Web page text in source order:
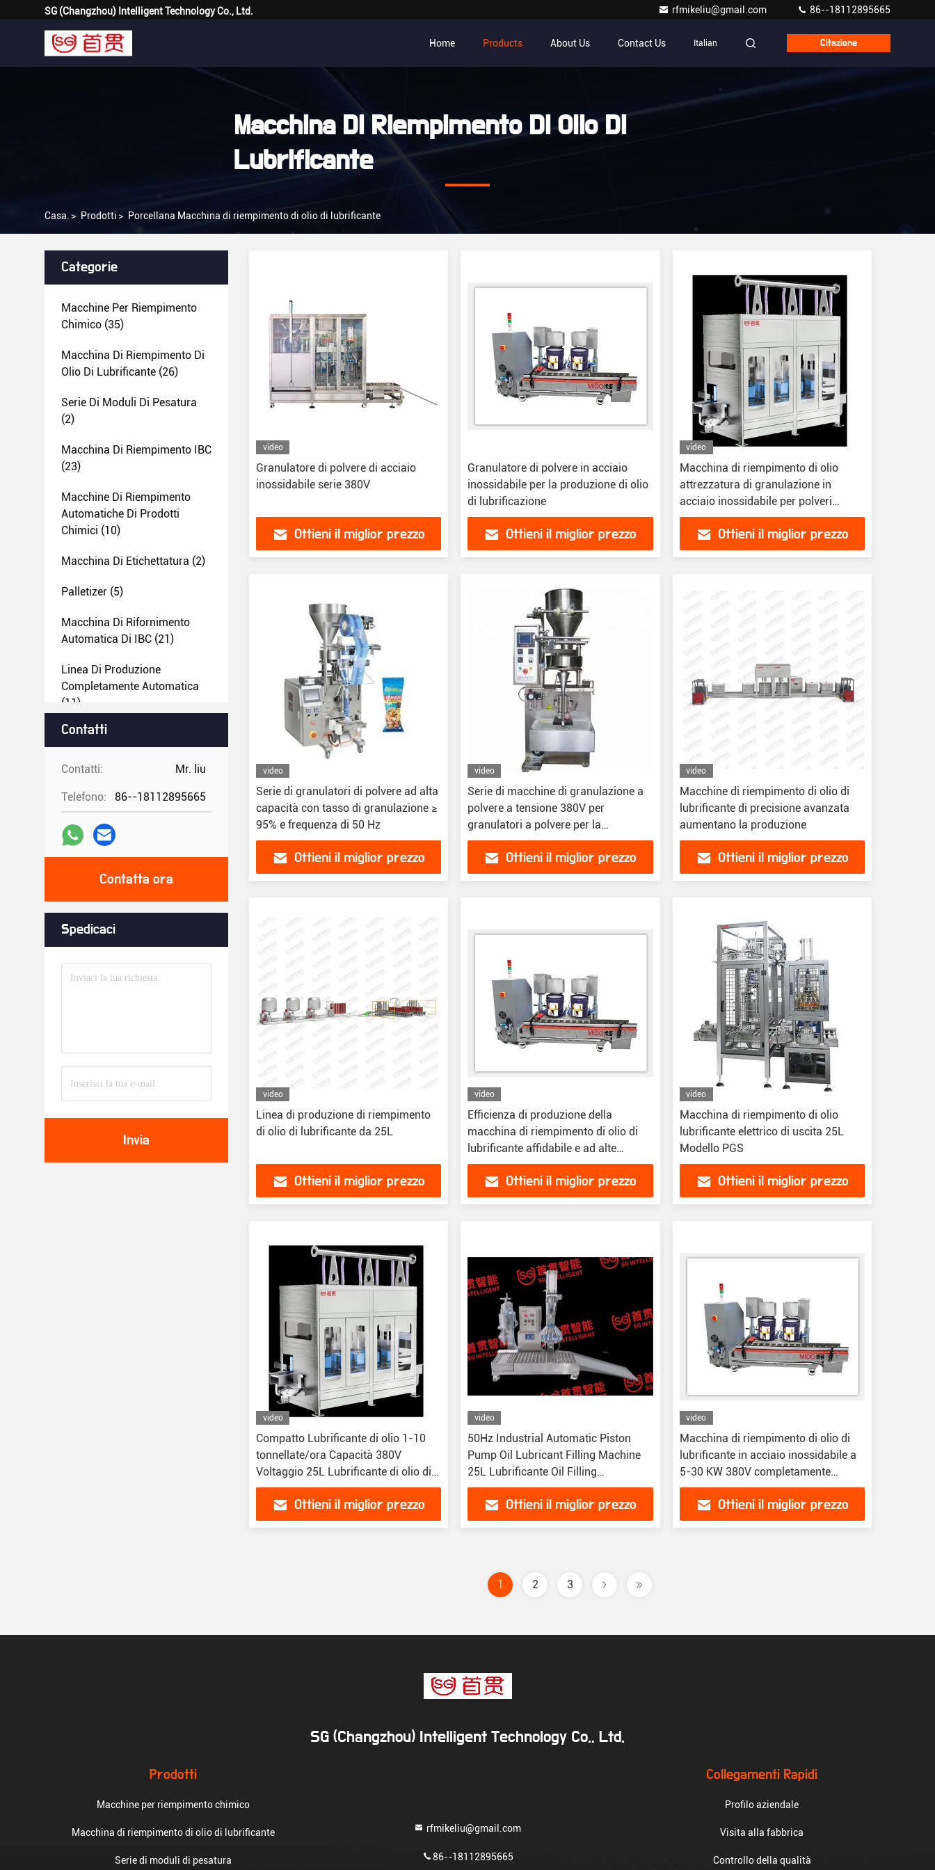
SG (Changzhou) Intelligent Technology Co., Ltd. rfmikeliu@gmail.com 86--18112895665
Home Products About Us Contact Us Italian Citazione
Macchina Di Riempimento Di Olio Di
Lubrificante
Casa. > Prodotti > Porcellana Macchina di riempimento di olio di lubrificante
Categorie
Macchine Per Riempimento
Chimico (35)
Macchina Di Riempimento Di
Olio Di Lubrificante (26)
Serie Di Moduli Di Pesatura
(2)
Macchina Di Riempimento IBC
(23)
Macchine Di Riempimento
Automatiche Di Prodotti
Chimici (10)
Macchina Di Etichettatura (2)
Palletizer (5)
Macchina Di Rifornimento
Automatica Di IBC (21)
Linea Di Produzione
Completamente Automatica
(11)
Macchine Di Riempimento E
Copertura Completamente
Automatiche
Macchine Semiautomatiche
Per Riempire E Coprire(16)
Contatti
Contatti: Mr. liu
Telefono: 86--18112895665
Contatta ora
Spedicaci
Invia
video
Granulatore di polvere di acciaio
inossidabile serie 380V
Ottieni il miglior prezzo
Granulatore di polvere in acciaio
inossidabile per la produzione di olio
di lubrificazione
Ottieni il miglior prezzo
video
Macchina di riempimento di olio
attrezzatura di granulazione in
acciaio inossidabile per polveri
dimensioni 1200*800*1500mm
Ottieni il miglior prezzo
video
Serie di granulatori di polvere ad alta
capacità con tasso di granulazione ≥
95% e frequenza di 50 Hz
Ottieni il miglior prezzo
video
Serie di macchine di granulazione a
polvere a tensione 380V per
granulatori a polvere per la
produzione su larga scala
Ottieni il miglior prezzo
video
Macchine di riempimento di olio di
lubrificante di precisione avanzata
aumentano la produzione
Ottieni il miglior prezzo
video
Linea di produzione di riempimento
di olio di lubrificante da 25L
Ottieni il miglior prezzo
video
Efficienza di produzione della
macchina di riempimento di olio di
lubrificante affidabile e ad alte
prestazioni
Ottieni il miglior prezzo
video
Macchina di riempimento di olio
lubrificante elettrico di uscita 25L
Modello PGS
Ottieni il miglior prezzo
video
Compatto Lubrificante di olio 1-10
tonnellate/ora Capacità 380V
Voltaggio 25L Lubrificante di olio di
linea di produzione di riempimento
Ottieni il miglior prezzo
video
50Hz Industrial Automatic Piston
Pump Oil Lubricant Filling Machine
25L Lubrificante Oil Filling
Production Line
Ottieni il miglior prezzo
video
Macchina di riempimento di olio di
lubrificante in acciaio inossidabile a
5-30 KW 380V completamente
automatica con frequenza di 50 Hz
Ottieni il miglior prezzo
1 2 3
SG (Changzhou) Intelligent Technology Co., Ltd.
Prodotti
Macchine per riempimento chimico
Macchina di riempimento di olio di lubrificante
Serie di moduli di pesatura
rfmikeliu@gmail.com
86--18112895665
Collegamenti Rapidi
Profilo aziendale
Visita alla fabbrica
Controllo della qualità